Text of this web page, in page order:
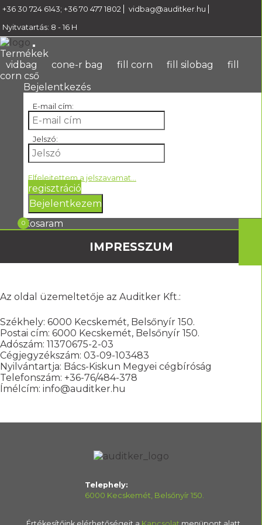
+36 30 724 6143; +36 70 477 1802 vidbag@auditker.hu
Nyitvatartás: 8 - 16 H
Termékek
vidbag
cone-r bag fill corn fill silobag
fill
corn cső
Bejelentkezés
E-mail cím:
Jelszó:
Elfelejtettem a jelszavamat...
regisztráció
Bejelentkezem
Kosaram
0
IMPRESSZUM
Az oldal üzemeltetője az Auditker Kft.:
Székhely: 6000 Kecskemét, Belsőnyír 150.
Postai cím: 6000 Kecskemét, Belsőnyír 150.
Adószám: 11370675-2-03
Cégjegyzékszám: 03-09-103483
Nyilvántartja: Bács-Kiskun Megyei cégbíróság
Telefonszám: +36-76/484-378
Ímélcím: info@auditker.hu
Telephely:
6000 Kecskemét, Belsőnyír 150.